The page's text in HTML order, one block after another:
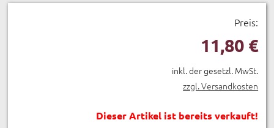
Preis:
11,80 €
inkl. der gesetzl. MwSt.
zzgl. Versandkosten
Dieser Artikel ist bereits verkauft!